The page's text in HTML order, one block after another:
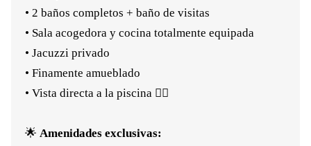
• 2 baños completos + baño de visitas
• Sala acogedora y cocina totalmente equipada
• Jacuzzi privado
• Finamente amueblado
• Vista directa a la piscina 🏊‍♀️
🌟 Amenidades exclusivas: